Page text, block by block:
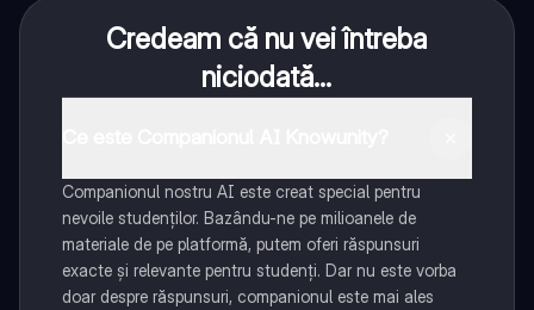
Credeam că nu vei întreba
niciodată...
Companionul nostru AI este creat special pentru
nevoile studenților. Bazându-ne pe milioanele de
materiale de pe platformă, putem oferi răspunsuri
exacte și relevante pentru studenți. Dar nu este vorba
doar despre răspunsuri, companionul este mai ales